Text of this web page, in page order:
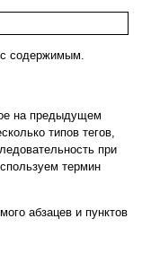
содержимым.
на предыдущем
типов тегов,
при
термин
абзацев и пунктов